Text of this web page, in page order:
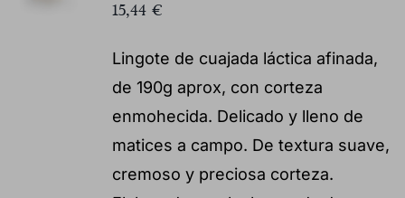
15,44 €
Lingote de cuajada láctica afinada,
de 190g aprox, con corteza
enmohecida. Delicado y lleno de
matices a campo. De textura suave,
cremoso y preciosa corteza.